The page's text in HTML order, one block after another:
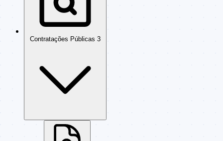
Contratações Públicas 3